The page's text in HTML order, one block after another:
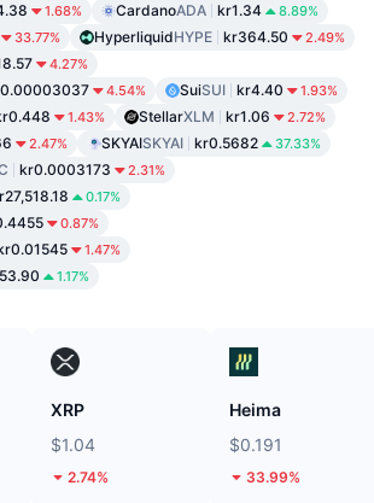
1.68% CardanoADA kr1.34 8.89%
33.77% HyperliquidHYPE kr364.50 2.49%
4.27%
4.54% SuiSUI kr4.40 1.93%
1.43% StellarXLM kr1.06 2.72%
2.47% SKYAISKYAI kr0.5682 37.33%
kr0.0003173 2.31%
0.17%
0.87%
1.47%
1.17%
XRP
$1.04
2.74%
Heima
$0.191
33.99%